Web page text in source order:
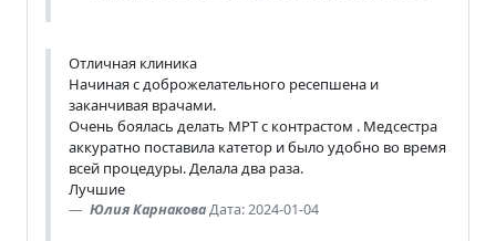
Отличная клиника
Начиная с доброжелательного ресепшена и
заканчивая врачами.
Очень боялась делать МРТ с контрастом . Медсестра
аккуратно поставила катетор и было удобно во время
всей процедуры. Делала два раза.
Лучшие
Юлия КарнаковаДата: 2024-01-04